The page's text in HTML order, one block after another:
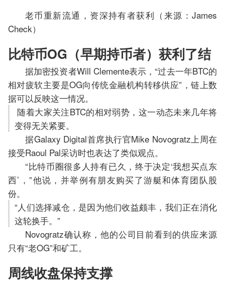
老币重新流通，资深持有者获利（来源：James
Check）
比特币OG（早期持币者）获利了结
据加密投资者Will Clemente表示，“过去一年BTC的
相对疲软主要是OG向传统金融机构转移供应”，链上数
据可以反映这一情况。
随着大家关注BTC的相对弱势，这一动态未来几年将
变得无关紧要。
据Galaxy Digital首席执行官Mike Novogratz上周在
接受Raoul Pal采访时也表达了类似观点。
“比特币圈很多人持有已久，终于决定‘我想买点东
西’，”他说，并举例有朋友购买了游艇和体育团队股
份。
“人们选择减仓，是因为他们收益颇丰，我们正在消化
这轮换手。”
Novogratz确认称，他的公司目前看到的供应来源
只有“老OG”和矿工。
周线收盘保持支撑